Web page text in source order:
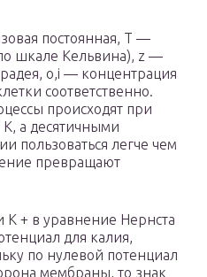
постоянная, Т —
шкале Кельвина), z —
o,i — концентрация
соответственно.
происходят при
а десятичными
пользоваться легче чем
превращают
К + в уравнение Нернста
для калия,
по нулевой потенциал
мембраны, то знак